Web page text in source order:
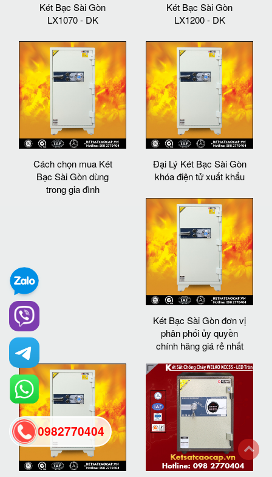
Két Bạc Sài Gòn
LX1070 - DK
Két Bạc Sài Gòn
LX1200 - DK
Cách chọn mua Két
Bạc Sài Gòn dùng
trong gia đình
Đại Lý Két Bạc Sài Gòn
khóa điện tử xuất khẩu
Két Bạc Sài Gòn đơn vị
phân phối ủy quyền
chính hãng giá rẻ nhất
0982770404
back